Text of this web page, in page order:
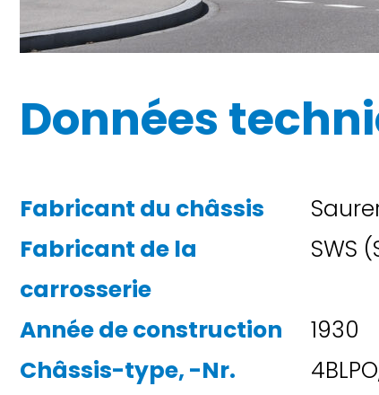
Données
Fabricant du châssis
Fabricant de la
carrosserie
SWS
Année de construction
1930
Châssis-type, -Nr.